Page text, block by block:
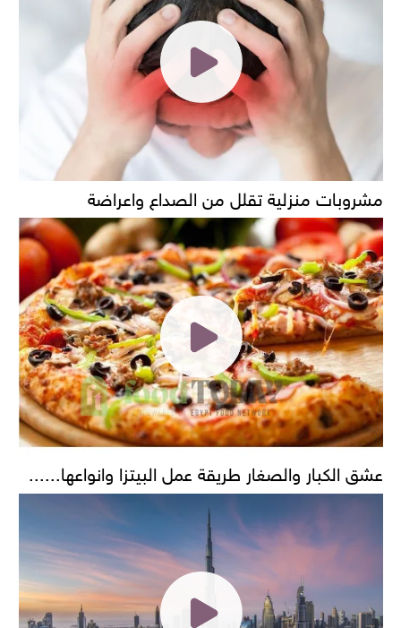
مشروبات منزلية تقلل من الصداع واعراضة
عشق الكبار والصغار طريقة عمل البيتزا وانواعها......